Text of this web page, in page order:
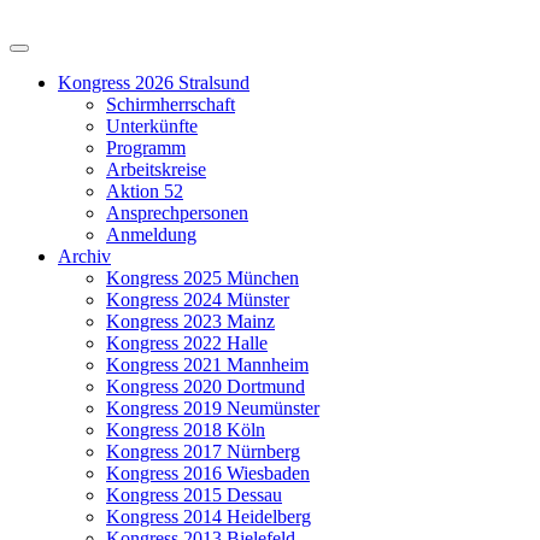
Kongress 2026 Stralsund
Schirmherrschaft
Unterkünfte
Programm
Arbeitskreise
Aktion 52
Ansprechpersonen
Anmeldung
Archiv
Kongress 2025 München
Kongress 2024 Münster
Kongress 2023 Mainz
Kongress 2022 Halle
Kongress 2021 Mannheim
Kongress 2020 Dortmund
Kongress 2019 Neumünster
Kongress 2018 Köln
Kongress 2017 Nürnberg
Kongress 2016 Wiesbaden
Kongress 2015 Dessau
Kongress 2014 Heidelberg